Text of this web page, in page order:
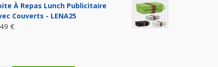
À Repas Lunch Publicitaire
Couverts - LENA25
€